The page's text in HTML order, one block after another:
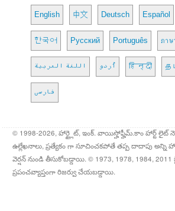
English 中文 Deutsch Español
한국어 Русский Português ภาษ
اللغة العربية اُردو हिन्दी
فارسی
© 1998-2026, హార్ట్లైట్, ఇంక్. వాయిస్హోఫ్హీమ్.కాం హార్ట్ లైట్
ఉల్లేఖనాలు, ప్రత్యేకం గా సూచించకపోతే తప్ప దాదాపు అన్ని
వెర్షన్ నుండి తీసుకోబడ్డాయి. © 1973, 1978, 1984, 2011
ప్రపంచవ్యాప్తంగా రిజర్వు చేయబడ్డాయి.